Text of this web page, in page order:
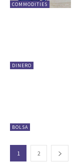
COMMODITIES
DINERO
BOLSA
1 2